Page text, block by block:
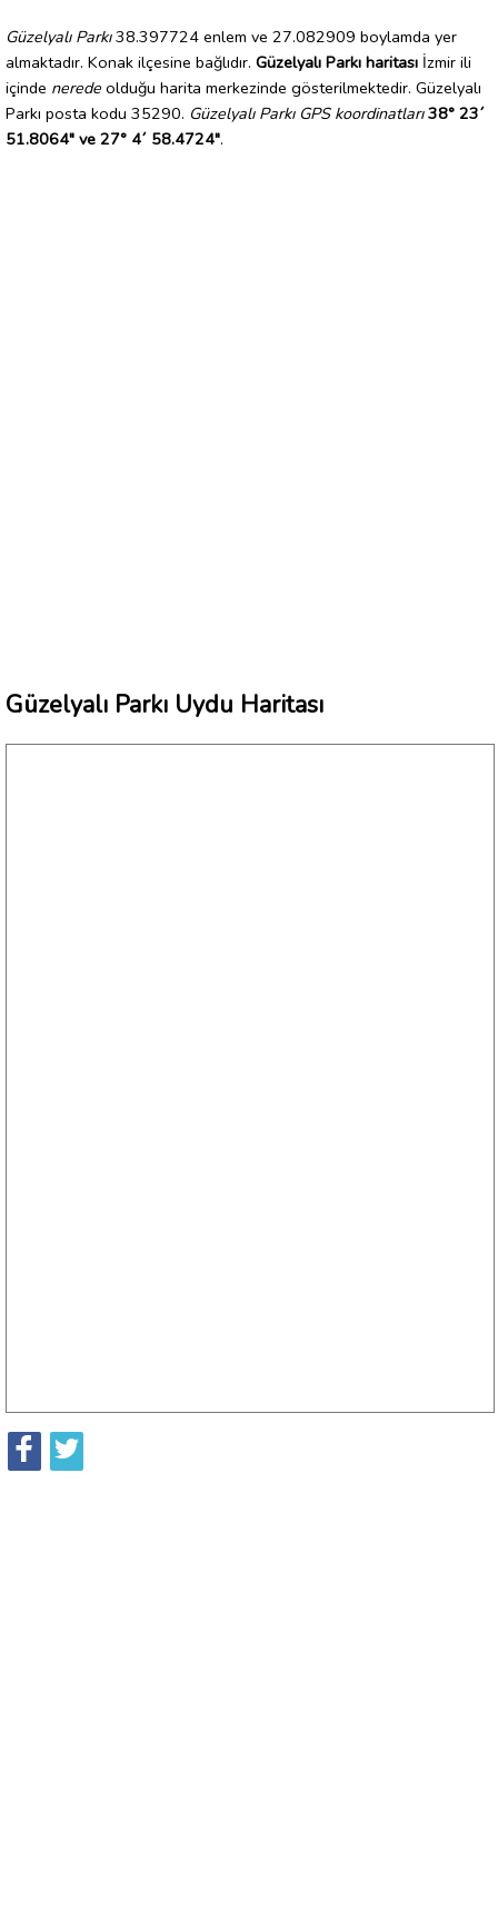
Güzelyalı Parkı38.397724 enlem ve 27.082909 boylamda yer
almaktadır. Konak ilçesine bağlıdır. Güzelyalı Parkı haritası İzmir ili
içinde nerede olduğu harita merkezinde gösterilmektedir. Güzelyalı
Parkı posta kodu 35290. Güzelyalı Parkı GPS koordinatları 38° 23´
51.8064" ve 27° 4´ 58.4724".
Güzelyalı Parkı Uydu Haritası